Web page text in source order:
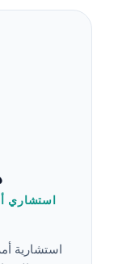
استشاري
استشارية